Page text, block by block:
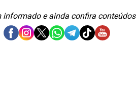
informado e ainda confira